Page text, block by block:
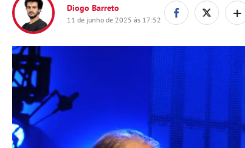
Diogo Barreto
11 de junho de 2025 às 17:52 +